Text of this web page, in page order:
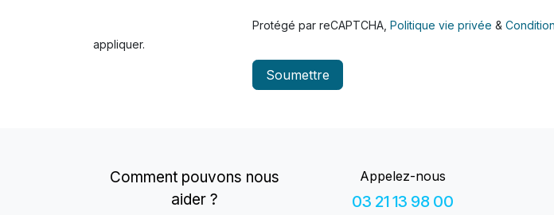
Protégé par reCAPTCHA, Politique vie privée &
appliquer.
Soumettre
Comment pouvons nous
aider ?
Appelez-nous
03 21 13 98 00